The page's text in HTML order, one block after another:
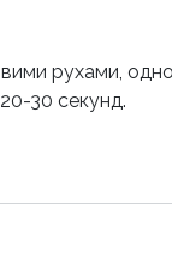
рухами,
30 секунд.